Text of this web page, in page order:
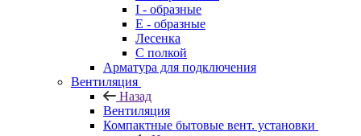
I - образные
E - образные
Лесенка
С полкой
Арматура для подключения
Вентиляция
Назад
Вентиляция
Компактные бытовые вент. установки